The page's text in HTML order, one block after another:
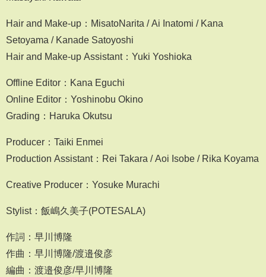
Hair and Make-up：MisatoNarita / Ai Inatomi / Kana
Setoyama / Kanade Satoyoshi
Hair and Make-up Assistant：Yuki Yoshioka
Offline Editor：Kana Eguchi
Online Editor：Yoshinobu Okino
Grading：Haruka Okutsu
Producer：Taiki Enmei
Production Assistant：Rei Takara / Aoi Isobe / Rika Koyama
Creative Producer：Yosuke Murachi
Stylist：飯嶋久美子(POTESALA)
作詞：早川博隆
作曲：早川博隆/渡邉俊彦
編曲：渡邉俊彦/早川博隆